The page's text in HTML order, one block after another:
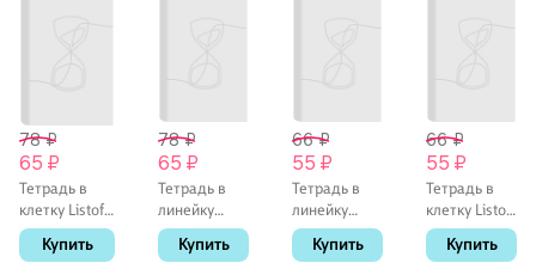
78 ₽
65 ₽
Тетрадь в
клетку Listoff
«Классическая
серия» в
Купить
78 ₽
65 ₽
Тетрадь в
линейку
Listoff
«Классическая
Купить
66 ₽
55 ₽
Тетрадь в
линейку
Listoff
«Классическая
Купить
66 ₽
55 ₽
Тетрадь в
клетку Listoff
«Классическая
серия» в
Купить